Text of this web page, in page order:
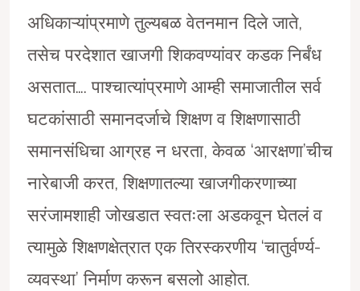
अधिकाऱ्यांप्रमाणे तुल्यबळ वेतनमान दिले जाते,
तसेच परदेशात खाजगी शिकवण्यांवर कडक निर्बंध
असतात…. पाश्चात्यांप्रमाणे आम्ही समाजातील सर्व
घटकांसाठी समानदर्जाचे शिक्षण व शिक्षणासाठी
समानसंधिचा आग्रह न धरता, केवळ ‘आरक्षणा’चीच
नारेबाजी करत, शिक्षणातल्या खाजगीकरणाच्या
सरंजामशाही जोखडात स्वतःला अडकवून घेतलं व
त्यामुळे शिक्षणक्षेत्रात एक तिरस्करणीय ‘चातुर्वर्ण्य-
व्यवस्था’ निर्माण करून बसलो आहोत.